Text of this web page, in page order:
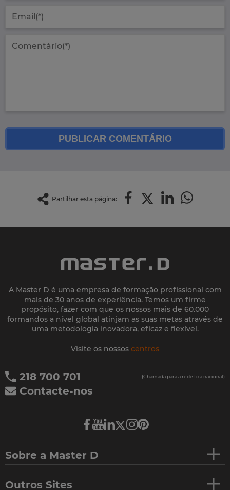
PUBLICAR COMENTÁRIO
Partilhar esta página:
A Master D é uma empresa de formação profissional com
mais de 30 anos de experiência. Temos um firme
propósito, fazer com que os nossos mais de 60.000
formandos a nível global atinjam as suas metas através de
uma metodologia inovadora, eficaz e flexível.
Visite os nossos centros
218 700 701 (Chamada para a rede fixa nacional)
Contacte-nos
Sobre a Master D
Outros Sites